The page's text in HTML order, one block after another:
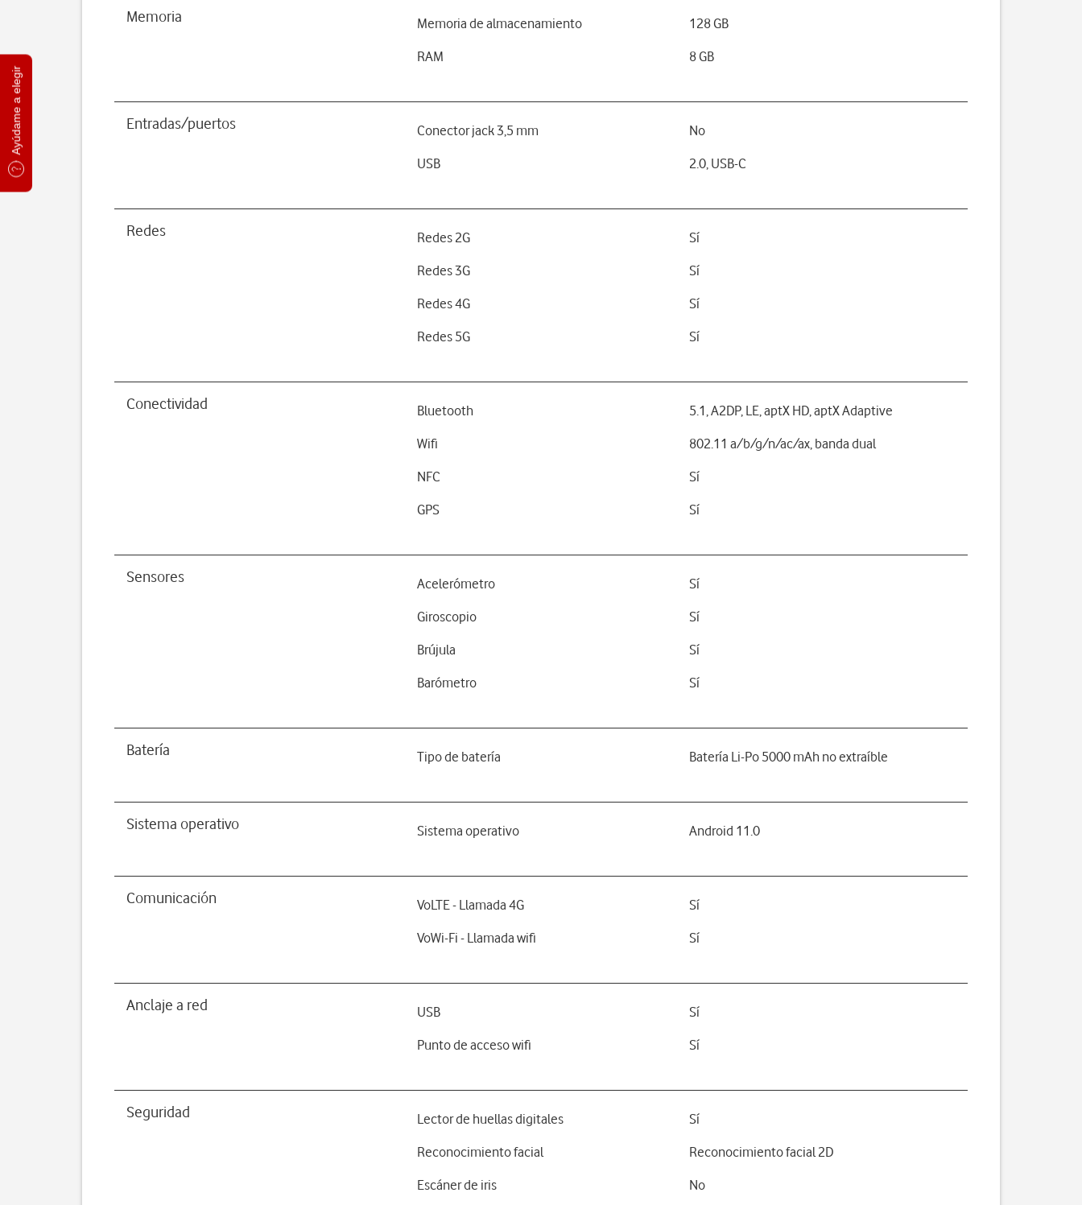
Ayúdame a elegir
Memoria Memoria de almacenamiento 128 GB
RAM 8 GB
Entradas/puertos Conector jack 3,5 mm No
USB 2.0, USB-C
Redes Redes 2G Sí
Redes 3G Sí
Redes 4G Sí
Redes 5G Sí
Conectividad Bluetooth 5.1, A2DP, LE, aptX HD, aptX Adaptive
Wifi 802.11 a/b/g/n/ac/ax, banda dual
NFC Sí
GPS Sí
Sensores Acelerómetro Sí
Giroscopio Sí
Brújula Sí
Barómetro Sí
Batería Tipo de batería Batería Li-Po 5000 mAh no extraíble
Sistema operativo Sistema operativo Android 11.0
Comunicación VoLTE - Llamada 4G Sí
VoWi-Fi - Llamada wifi Sí
Anclaje a red USB Sí
Punto de acceso wifi Sí
Seguridad Lector de huellas digitales Sí
Reconocimiento facial Reconocimiento facial 2D
Escáner de iris No